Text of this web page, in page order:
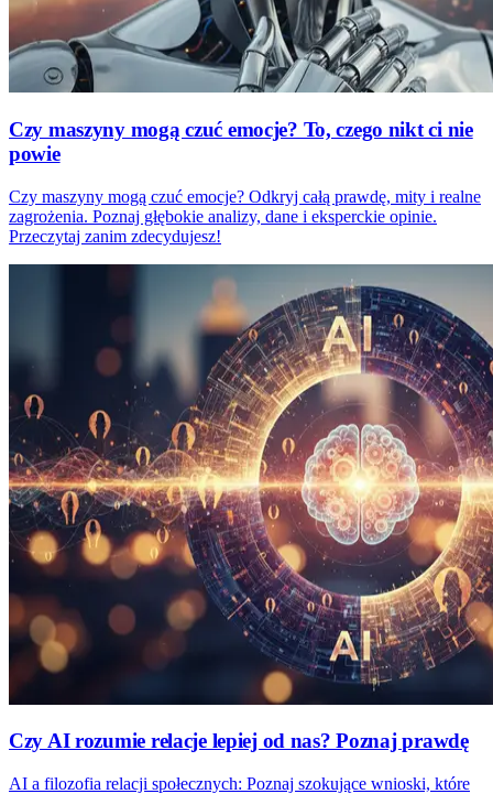
Czy maszyny mogą czuć emocje? To, czego nikt ci nie
powie
Czy maszyny mogą czuć emocje? Odkryj całą prawdę, mity i realne
zagrożenia. Poznaj głębokie analizy, dane i eksperckie opinie.
Przeczytaj zanim zdecydujesz!
Czy AI rozumie relacje lepiej od nas? Poznaj prawdę
AI a filozofia relacji społecznych: Poznaj szokujące wnioski, które